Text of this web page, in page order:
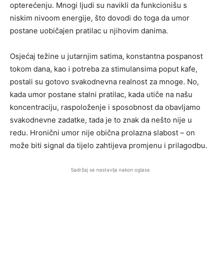
opterećenju. Mnogi ljudi su navikli da funkcionišu s
niskim nivoom energije, što dovodi do toga da umor
postane uobičajen pratilac u njihovim danima.
Osjećaj težine u jutarnjim satima, konstantna pospanost
tokom dana, kao i potreba za stimulansima poput kafe,
postali su gotovo svakodnevna realnost za mnoge. No,
kada umor postane stalni pratilac, kada utiče na našu
koncentraciju, raspoloženje i sposobnost da obavljamo
svakodnevne zadatke, tada je to znak da nešto nije u
redu. Hronični umor nije obična prolazna slabost – on
može biti signal da tijelo zahtijeva promjenu i prilagodbu.
Sadržaj se nastavlja nakon oglasa